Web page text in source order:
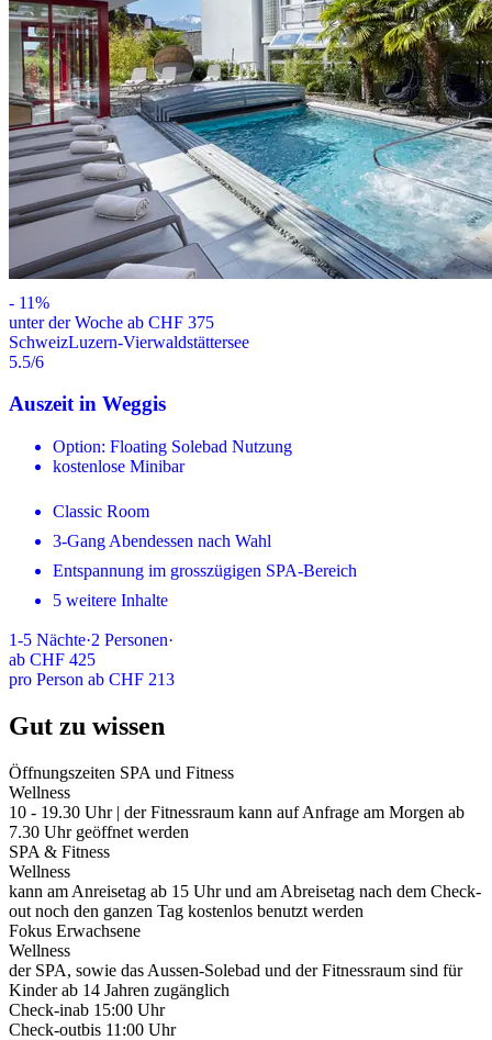
- 11%
unter der Woche ab CHF 375
SchweizLuzern-Vierwaldstättersee
5.5/6
Auszeit in Weggis
Option: Floating Solebad Nutzung
kostenlose Minibar
Classic Room
3-Gang Abendessen nach Wahl
Entspannung im grosszügigen SPA-Bereich
5 weitere Inhalte
1-5 Nächte·2 Personen·
ab CHF 425
pro Person ab CHF 213
Gut zu wissen
Öffnungszeiten SPA und Fitness
Wellness
10 - 19.30 Uhr | der Fitnessraum kann auf Anfrage am Morgen ab
7.30 Uhr geöffnet werden
SPA & Fitness
Wellness
kann am Anreisetag ab 15 Uhr und am Abreisetag nach dem Check-
out noch den ganzen Tag kostenlos benutzt werden
Fokus Erwachsene
Wellness
der SPA, sowie das Aussen-Solebad und der Fitnessraum sind für
Kinder ab 14 Jahren zugänglich
Check-inab 15:00 Uhr
Check-outbis 11:00 Uhr